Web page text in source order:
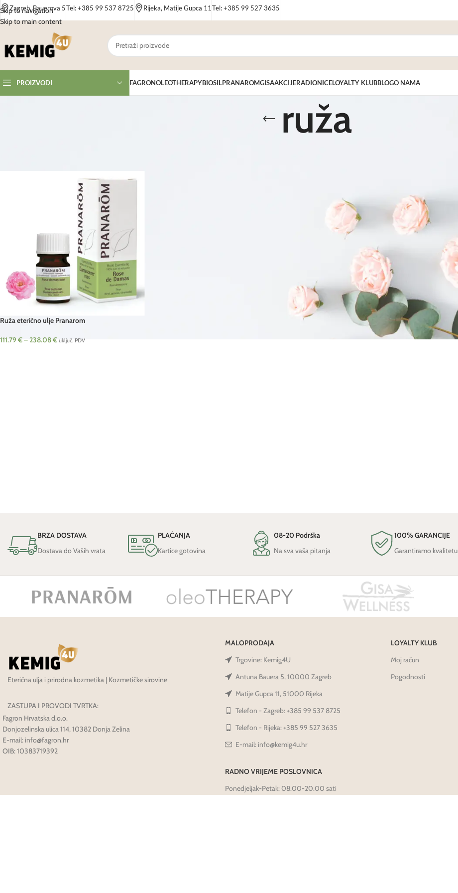
Skip to navigation
Skip to main content
Zagreb, Bauerova 5Tel: +385 99 537 8725 Rijeka, Matije Gupca 11 Tel: +385 99 527 3635
PROIZVODI FAGRONOLEOTHERAPYBIOSILPRANAROMGISAAKCIJERADIONICELOYALTY KLUBBLOGO NAMA
ruža
Ruža eterično ulje Pranarom
111.79€–238.08€ uključ. PDV
BRZA DOSTAVA
Dostava do Vaših vrata
PLAĆANJA
Kartice gotovina
08-20 Podrška
Na sva vaša pitanja
100% GARANCIJE
Garantiramo kvalitetu
Eterična ulja i prirodna kozmetika | Kozmetičke sirovine
ZASTUPA I PROVODI TVRTKA:
Fagron Hrvatska d.o.o.
Donjozelinska ulica 114, 10382 Donja Zelina
E-mail: info@fagron.hr
OIB: 10383719392
MALOPRODAJA
Trgovine: Kemig4U
Antuna Bauera 5, 10000 Zagreb
Matije Gupca 11, 51000 Rijeka
Telefon - Zagreb: +385 99 537 8725
Telefon - Rijeka: +385 99 527 3635
E-mail: info@kemig4u.hr
RADNO VRIJEME POSLOVNICA
Ponedjeljak-Petak: 08.00-20.00 sati
LOYALTY KLUB
Moj račun
Pogodnosti